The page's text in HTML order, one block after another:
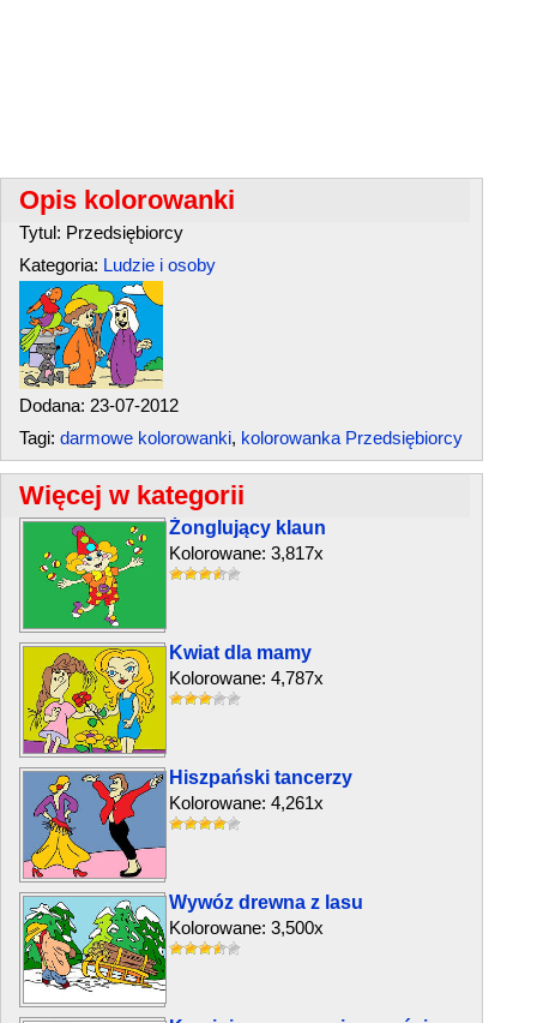
Opis kolorowanki
Tytul: Przedsiębiorcy
Kategoria: Ludzie i osoby
Dodana: 23-07-2012
Tagi: darmowe kolorowanki, kolorowanka Przedsiębiorcy
Więcej w kategorii
Żonglujący klaun
Kolorowane: 3,817x
Kwiat dla mamy
Kolorowane: 4,787x
Hiszpański tancerzy
Kolorowane: 4,261x
Wywóz drewna z lasu
Kolorowane: 3,500x